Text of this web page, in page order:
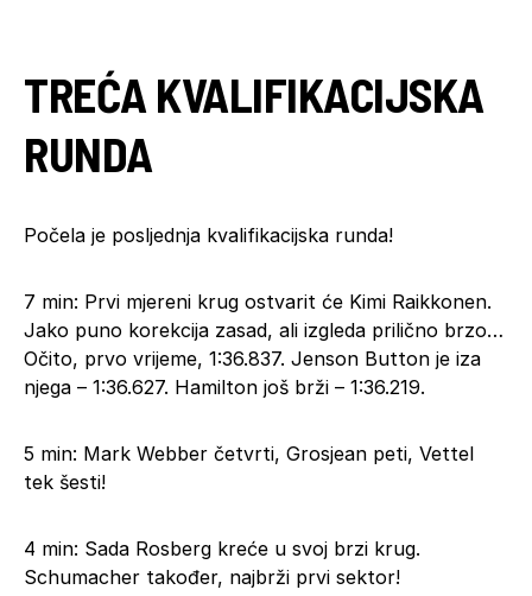
TREĆA KVALIFIKACIJSKA
RUNDA
Počela je posljednja kvalifikacijska runda!
7 min: Prvi mjereni krug ostvarit će Kimi Raikkonen.
Jako puno korekcija zasad, ali izgleda prilično brzo…
Očito, prvo vrijeme, 1:36.837. Jenson Button je iza
njega – 1:36.627. Hamilton još brži – 1:36.219.
5 min: Mark Webber četvrti, Grosjean peti, Vettel
tek šesti!
4 min: Sada Rosberg kreće u svoj brzi krug.
Schumacher također, najbrži prvi sektor!